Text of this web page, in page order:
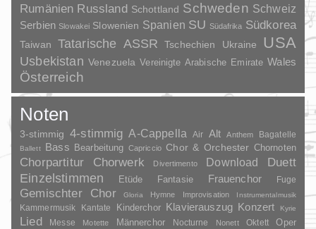
Rumänien Russland Schottland Schweden Schweiz
Serbien Slowakei Slowenien Spanien SU Südafrika Südkorea
Taiwan Tatarische ASSR Tschechien Ukraine USA
Usbekistan Venezuela Vereinigte Arabische Emirate Wales
Österreich
Noten
3-stimmig 4-stimmig A-Cappella Air Alt Anthem Bagatelle
Ballett Bass Bearbeitung Capriccio Chor & Orchester Chornoten
Chorpartitur Chorwerk Divertimento Download
Duett
Einzelstimmen
Etüde Fantasie Frauenchor Fuge
Gemischter Chor Gloria Hymne Improvisation Instrumentalmusik
Kammermusik Kantate Kinderchor Klavierauszug Konzert Kyrie
Lied Messe Motette Männerchor Nocturne Nonett Oktett Oper